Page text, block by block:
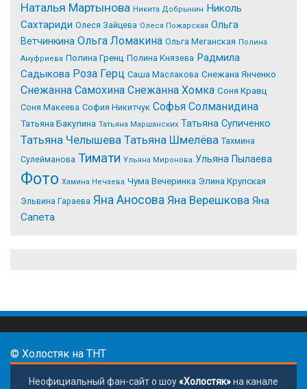
Наталья Мартынова Никита Добрынин Николь
Сахтариди Олеся Зайцева Олеся Пожарская Ольга
Ветчинкина Ольга Ломакина Ольга Меганская Полина
Ануфриева Полина Гренц Полина Князева Радмила
Садыкова Роза Герц Саша Маслакова Снежана Янченко
Снежанна Самохина Снежанна Хомка Соня Кравц
Соня Макеева София Никитчук Софья Солманидина
Татьяна Бакулина Татьяна Маршанских Татьяна Супиченко
Татьяна Челышева Татьяна Шмелёва Тахмина
Сулейманова Тимати Ульяна Миронова Ульяна Пылаева
Фото Хамина Нечаева Чума Вечеринка Элина Крупская
Эльвина Гараева Яна Аносова Яна Верешкова Яна
Сапета
© Холостяк на ТНТ
Неофициальный фан-сайт о шоу«Холостяк»на канале